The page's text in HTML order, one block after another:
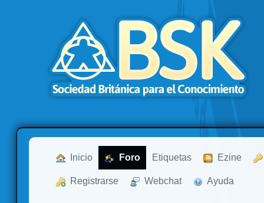
Inicio Foro Etiquetas Ezine
Registrarse Webchat Ayuda